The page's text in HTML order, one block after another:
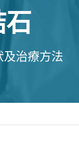
石
及治療方法